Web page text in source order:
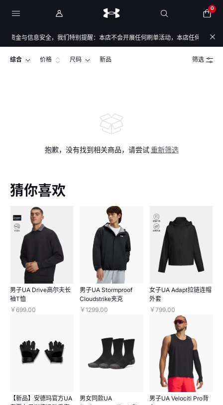
0
资金与信息安全，我们特别提醒：本店不会开展任何刷单活动，本店任何售后/
综合 价格 尺码 新品 筛选
抱歉，没有找到相关商品，请尝试 重新筛选
猜你喜欢
男子UA Drive高尔夫长
袖T恤
￥699.00
男子UA Stormproof
Cloudstrike夹克
￥1299.00
女子UA Adapt拉链连帽
外套
￥799.00
【新品】安德玛官方UA
男女同款UA
男子UA Velociti Pro背